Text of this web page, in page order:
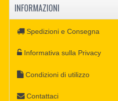
INFORMAZIONI
Spedizioni e Consegna
Informativa sulla Privacy
Condizioni di utilizzo
Contattaci